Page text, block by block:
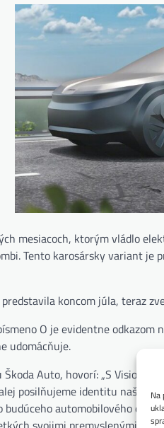
Na
mesiacoch, ktorým vládlo
Tento karosársky variant
koncom júla, teraz
O je evidentne
udomácňuje.
Auto, hovorí: „S Vision
posilňujeme identitu našej
automobilového